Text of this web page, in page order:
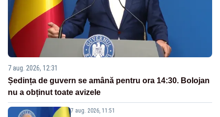
7 aug. 2026, 12:31
Ședința de guvern se amână pentru ora 14:30. Bolojan
nu a obținut toate avizele
7 aug. 2026, 11:51